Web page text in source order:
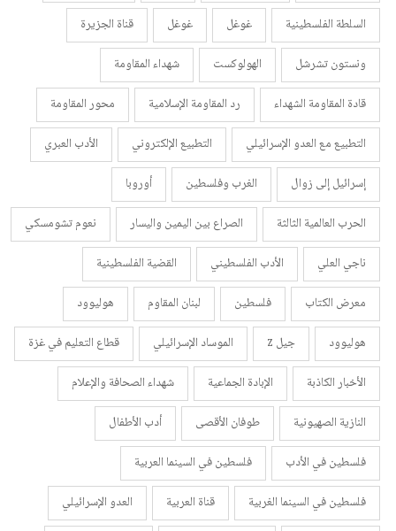
السلطة الفلسطينية غوغل غوغل
قناة الجزيرة
ونستون تشرشل
الهولوكست
شهداء المقاومة
قادة المقاومة الشهداء
رد المقاومة الإسلامية
محور المقاومة
التطبيع مع العدو الإسرائيلي
التطبيع الإلكتروني
الأدب العبري
إسرائيل إلى زوال
الغرب وفلسطين
أوروبا
الحرب العالمية الثالثة
الصراع بين اليمين واليسار
نعوم تشومسكي
ناجي العلي
الأدب الفلسطيني
القضية الفلسطينية
معرض الكتاب
فلسطين لبنان المقاوم
هوليوود
هوليوود
جيل z الموساد الإسرائيلي
قطاع التعليم في غزة
الأخبار الكاذبة
الإبادة الجماعية
شهداء الصحافة والإعلام
النازية الصهيونية
طوفان الأقصى
أدب الأطفال
فلسطين في الأدب
فلسطين في السينما العربية
فلسطين في السينما الغربية
قناة العربية
العدو الإسرائيلي